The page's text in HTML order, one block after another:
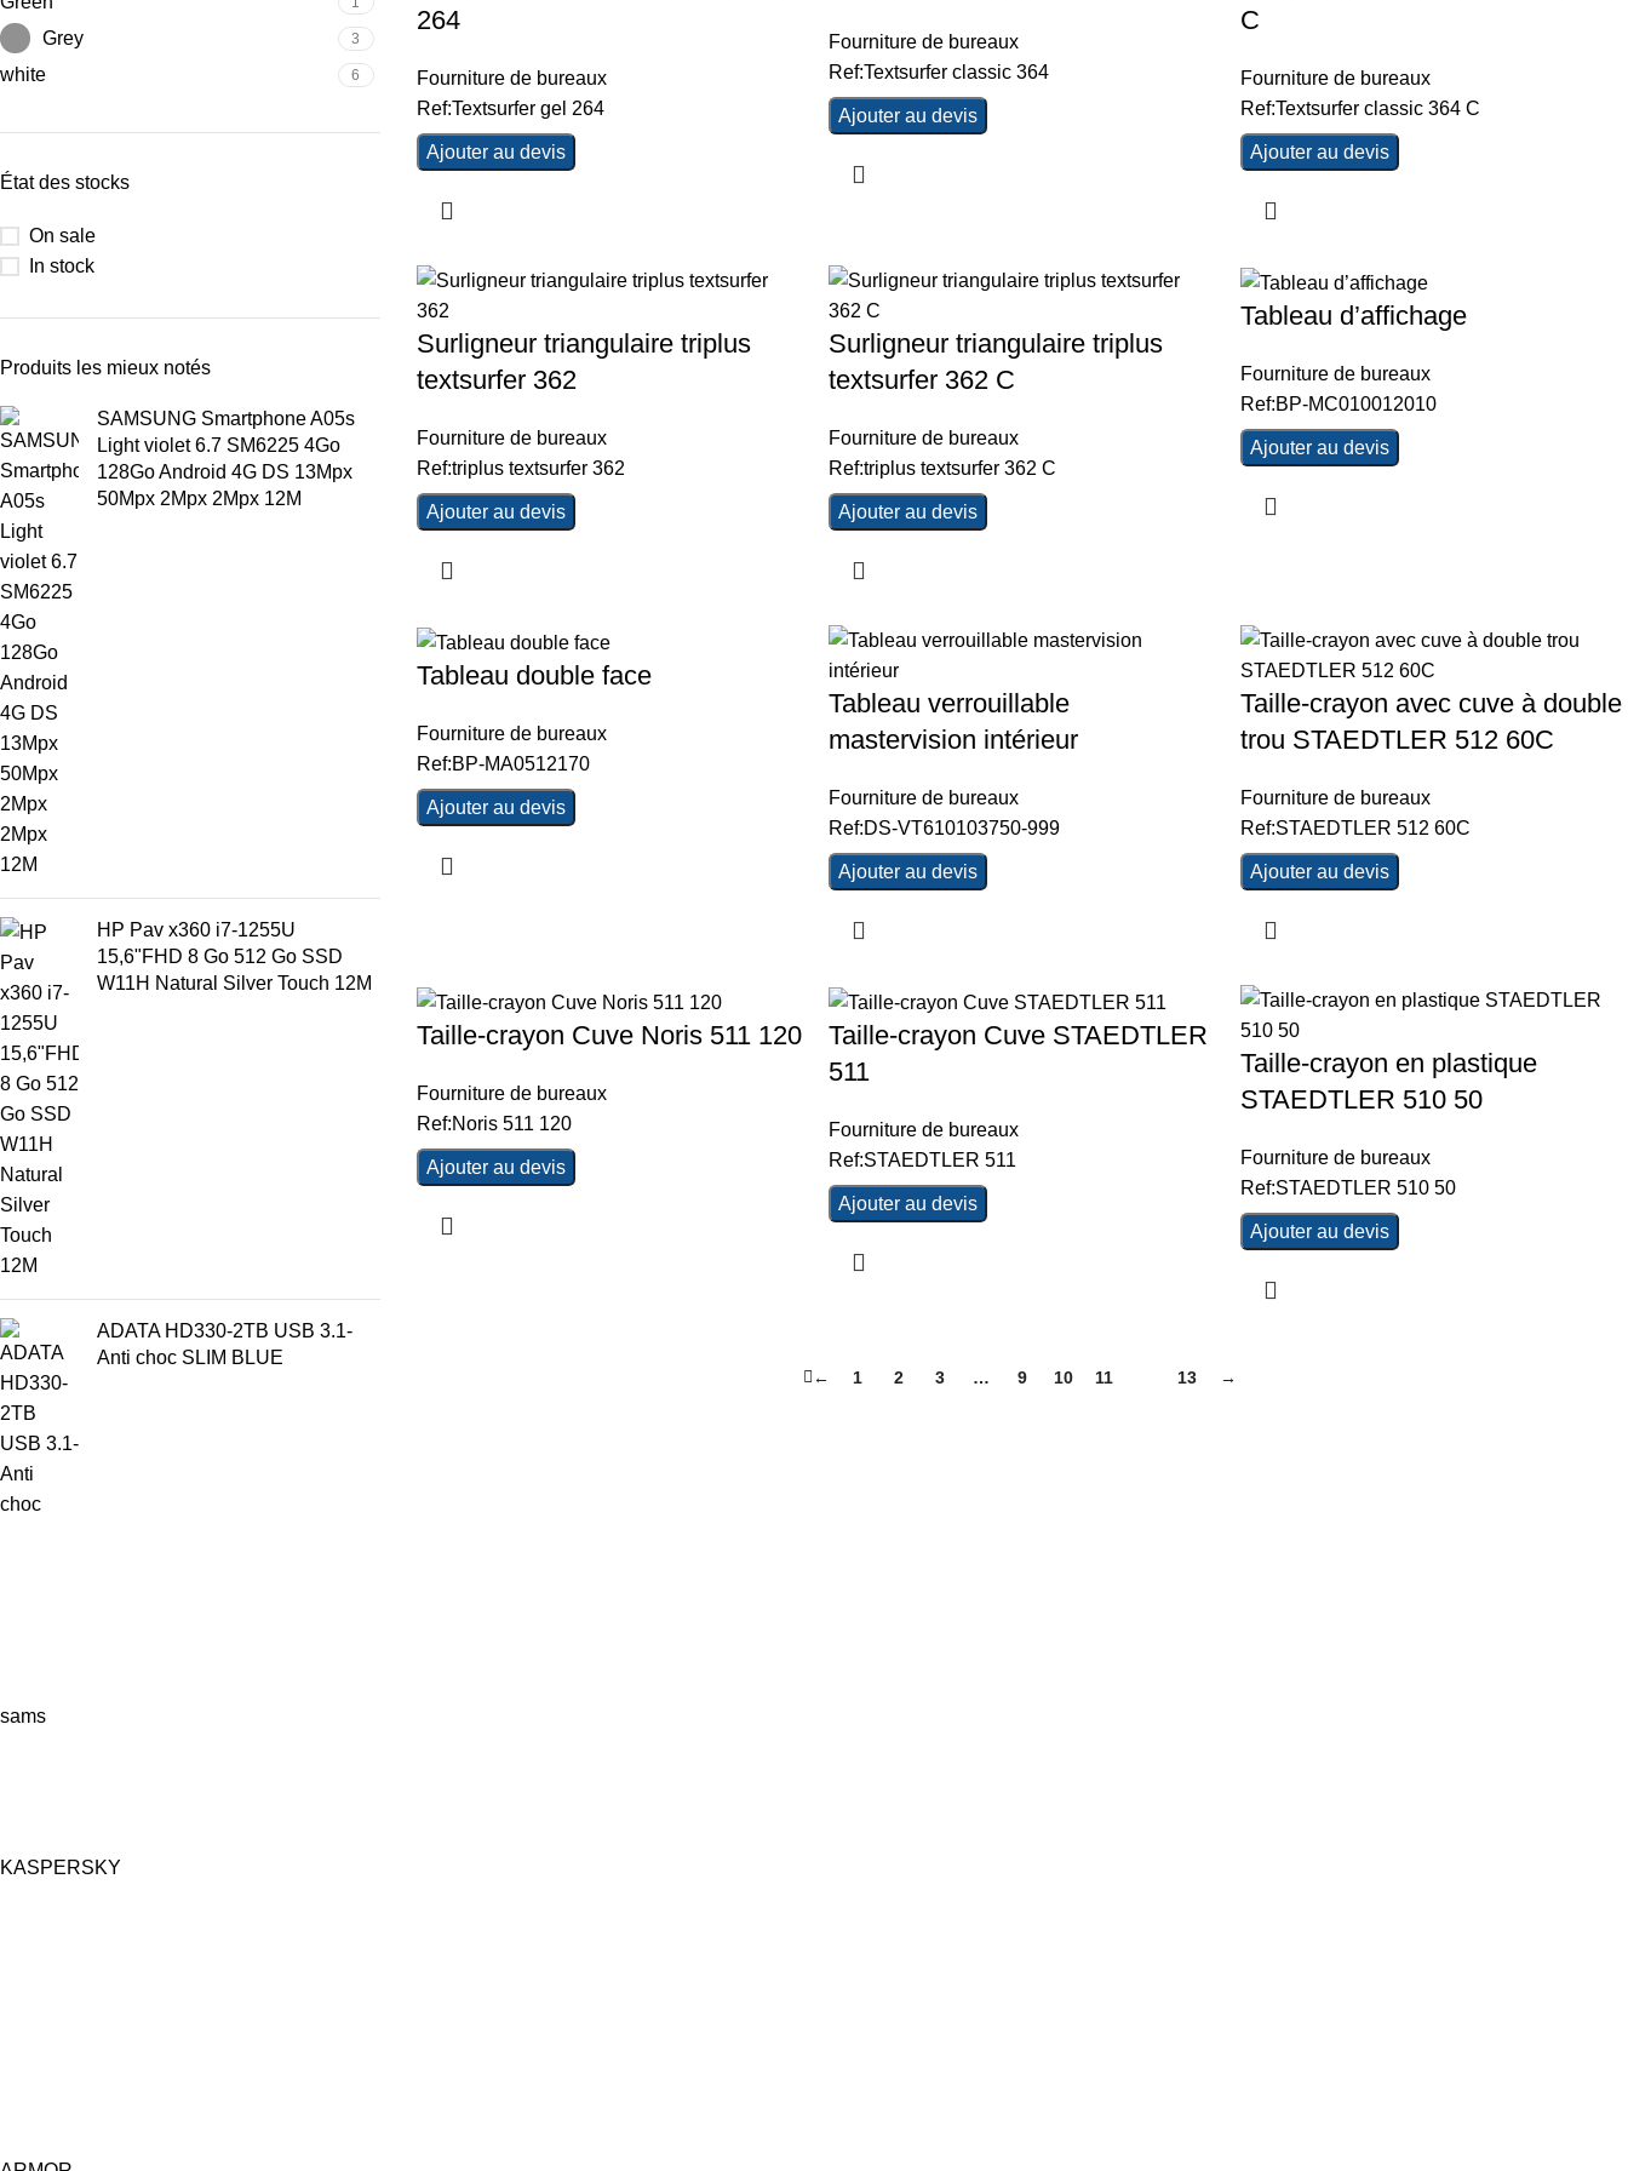
Grey 3
white 6
État des stocks
On sale
In stock
Produits les mieux notés
SAMSUNG Smartphone A05s
Light violet 6.7 SM6225 4Go
128Go Android 4G DS 13Mpx
50Mpx 2Mpx 2Mpx 12M
HP Pav x360 i7-1255U
15,6"FHD 8 Go 512 Go SSD
W11H Natural Silver Touch 12M
ADATA HD330-2TB USB 3.1-
Anti choc SLIM BLUE
264
Fourniture de bureaux
Ref:Textsurfer gel 264
Ajouter au devis
Fourniture de bureaux
Ref:Textsurfer classic 364
Ajouter au devis
C
Fourniture de bureaux
Ref:Textsurfer classic 364 C
Ajouter au devis
Surligneur triangulaire triplus
textsurfer 362
Fourniture de bureaux
Ref:triplus textsurfer 362
Ajouter au devis
Surligneur triangulaire triplus
textsurfer 362 C
Fourniture de bureaux
Ref:triplus textsurfer 362 C
Ajouter au devis
Tableau d’affichage
Fourniture de bureaux
Ref:BP-MC010012010
Ajouter au devis
Tableau double face
Fourniture de bureaux
Ref:BP-MA0512170
Ajouter au devis
Tableau verrouillable
mastervision intérieur
Fourniture de bureaux
Ref:DS-VT610103750-999
Ajouter au devis
Taille-crayon avec cuve à double
trou STAEDTLER 512 60C
Fourniture de bureaux
Ref:STAEDTLER 512 60C
Ajouter au devis
Taille-crayon Cuve Noris 511 120
Fourniture de bureaux
Ref:Noris 511 120
Ajouter au devis
Taille-crayon Cuve STAEDTLER
511
Fourniture de bureaux
Ref:STAEDTLER 511
Ajouter au devis
Taille-crayon en plastique
STAEDTLER 510 50
Fourniture de bureaux
Ref:STAEDTLER 510 50
Ajouter au devis
← 1 2 3 … 9 10 11 13 →
sams
KASPERSKY